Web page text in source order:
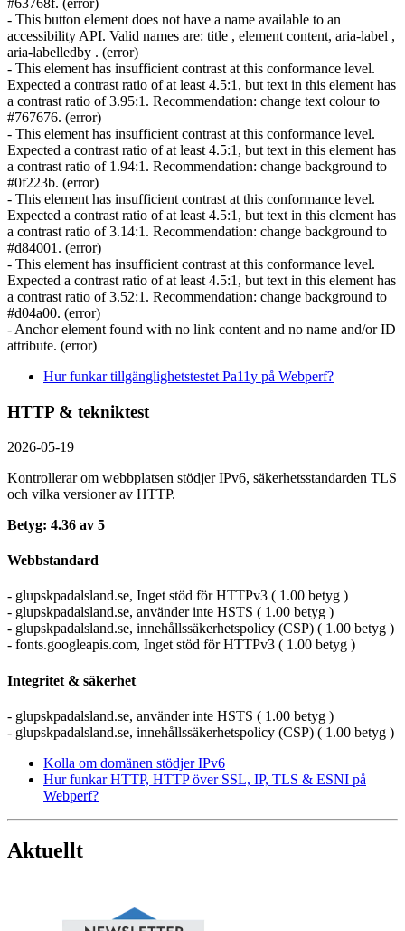
#63768f. (error)
- This button element does not have a name available to an
accessibility API. Valid names are: title , element content, aria-label ,
aria-labelledby . (error)
- This element has insufficient contrast at this conformance level.
Expected a contrast ratio of at least 4.5:1, but text in this element has
a contrast ratio of 3.95:1. Recommendation: change text colour to
#767676. (error)
- This element has insufficient contrast at this conformance level.
Expected a contrast ratio of at least 4.5:1, but text in this element has
a contrast ratio of 1.94:1. Recommendation: change background to
#0f223b. (error)
- This element has insufficient contrast at this conformance level.
Expected a contrast ratio of at least 4.5:1, but text in this element has
a contrast ratio of 3.14:1. Recommendation: change background to
#d84001. (error)
- This element has insufficient contrast at this conformance level.
Expected a contrast ratio of at least 4.5:1, but text in this element has
a contrast ratio of 3.52:1. Recommendation: change background to
#d04a00. (error)
- Anchor element found with no link content and no name and/or ID
attribute. (error)
Hur funkar tillgänglighetstestet Pa11y på Webperf?
HTTP & tekniktest
2026-05-19
Kontrollerar om webbplatsen stödjer IPv6, säkerhets­standarden TLS
och vilka versioner av HTTP.
Betyg: 4.36 av 5
Webbstandard
- glupskpadalsland.se, Inget stöd för HTTPv3 ( 1.00 betyg )
- glupskpadalsland.se, använder inte HSTS ( 1.00 betyg )
- glupskpadalsland.se, innehållssäkerhetspolicy (CSP) ( 1.00 betyg )
- fonts.googleapis.com, Inget stöd för HTTPv3 ( 1.00 betyg )
Integritet & säkerhet
- glupskpadalsland.se, använder inte HSTS ( 1.00 betyg )
- glupskpadalsland.se, innehållssäkerhetspolicy (CSP) ( 1.00 betyg )
Kolla om domänen stödjer IPv6
Hur funkar HTTP, HTTP över SSL, IP, TLS & ESNI på
Webperf?
Aktuellt